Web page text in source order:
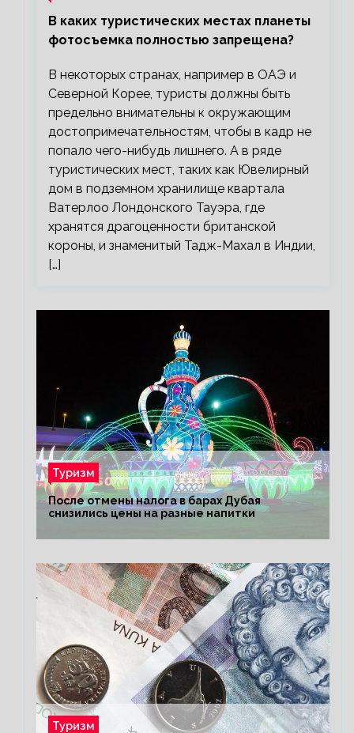
В каких туристических местах планеты
фотосъемка полностью запрещена?
В некоторых странах, например в ОАЭ и
Северной Корее, туристы должны быть
предельно внимательны к окружающим
достопримечательностям, чтобы в кадр не
попало чего-нибудь лишнего. А в ряде
туристических мест, таких как Ювелирный
дом в подземном хранилище квартала
Ватерлоо Лондонского Тауэра, где
хранятся драгоценности британской
короны, и знаменитый Тадж-Махал в Индии,
[…]
Туризм
После отмены налога в барах Дубая
снизились цены на разные напитки
Туризм